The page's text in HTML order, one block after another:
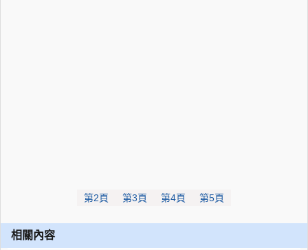
第2頁 第3頁 第4頁 第5頁
相關內容